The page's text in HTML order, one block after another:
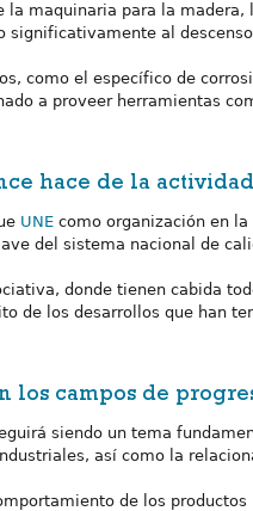
la maquinaria para la
significativamente al
como el específico de
a proveer herramientas
hace de la
UNE como organización en
del sistema nacional de
donde tienen cabida
de los desarrollos que han
los campos de
siendo un tema
así como la
de los